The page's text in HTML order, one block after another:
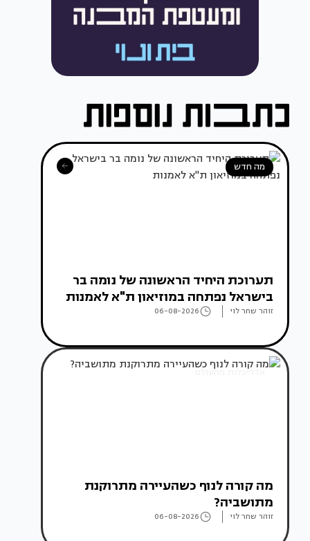
מה חדש
תערוכת היחיד הראשונה של נומה בר
בישראל נפתחה במוזיאון ת"א לאמנות
זוהר שחר לוי 06-08-2026
אדריכלות מהעולם
מה קורה לנוף כשהעיירה מתרוקנת
מתושביה?
זוהר שחר לוי 06-08-2026